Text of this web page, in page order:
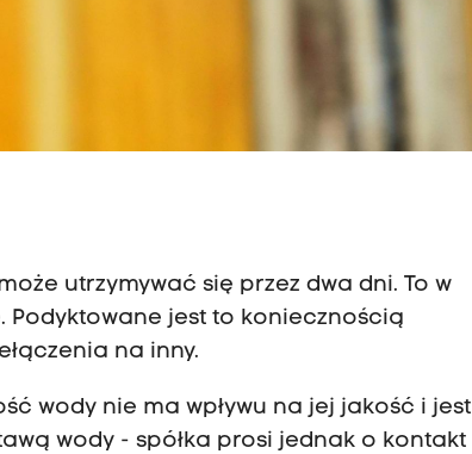
utrzymywać się przez dwa dni. To w
Podyktowane jest to koniecznością
na inny.
wody nie ma wpływu na jej jakość i jest
wody - spółka prosi jednak o kontakt